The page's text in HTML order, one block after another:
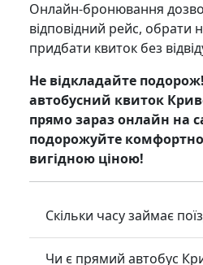
Онлайн-бронювання
відповідний рейс, обрати
придбати квиток без
Не відкладайте
автобусний квиток
прямо зараз онлайн на
подорожуйте
вигідною ціною!
Скільки часу займає
Чи є прямий автобус